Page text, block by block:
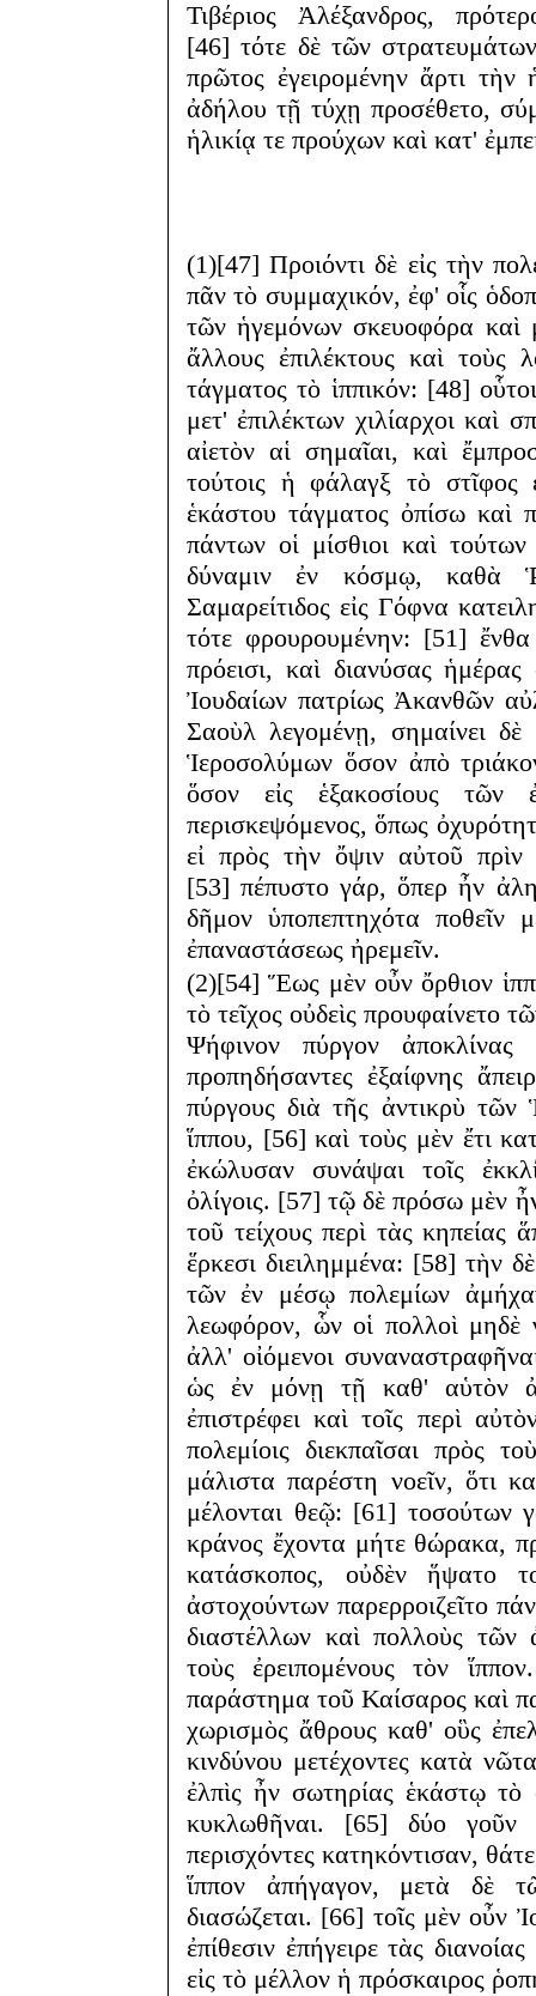
Τιβέριος Ἀλέξανδρος,
[46] τότε δὲ τῶν
πρῶτος ἐγειρομένην ἄρτι
ἀδήλου τῇ τύχῃ προσέθετο,
ἡλικίᾳ τε προύχων καὶ κατ'
(1)[47] Προιόντι δὲ εἰς τὴν
πᾶν τὸ συμμαχικόν, ἐφ' οἷς
τῶν ἡγεμόνων σκευοφόρα καὶ
ἄλλους ἐπιλέκτους καὶ τοὺς
τάγματος τὸ ἱππικόν: [48]
μετ' ἐπιλέκτων χιλίαρχοι καὶ
αἰετὸν αἱ σημαῖαι, καὶ
τούτοις ἡ φάλαγξ τὸ στῖφος
ἑκάστου τάγματος ὀπίσω καὶ
πάντων οἱ μίσθιοι καὶ
δύναμιν ἐν κόσμῳ, καθὰ
Σαμαρείτιδος εἰς Γόφνα
τότε φρουρουμένην: [51]
πρόεισι, καὶ διανύσας
Ἰουδαίων πατρίως Ἀκανθῶν
Σαοὺλ λεγομένῃ, σημαίνει
Ἱεροσολύμων ὅσον ἀπὸ
ὅσον εἰς ἑξακοσίους τῶν
περισκεψόμενος, ὅπως
εἰ πρὸς τὴν ὄψιν αὐτοῦ πρὶν
[53] πέπυστο γάρ, ὅπερ ἦν
δῆμον ὑποπεπτηχότα ποθεῖν
ἐπαναστάσεως ἠρεμεῖν.
(2)[54] Ἕως μὲν οὖν ὄρθιον
τὸ τεῖχος οὐδεὶς προυφαίνετο
Ψήφινον πύργον
προπηδήσαντες ἐξαίφνης
πύργους διὰ τῆς ἀντικρὺ τῶν
ἵππου, [56] καὶ τοὺς μὲν ἔτι
ἐκώλυσαν συνάψαι τοῖς
ὀλίγοις. [57] τῷ δὲ πρόσω μὲν
τοῦ τείχους περὶ τὰς κηπείας
ἕρκεσι διειλημμένα: [58] τὴν
τῶν ἐν μέσῳ πολεμίων
λεωφόρον, ὧν οἱ πολλοὶ μηδὲ
ἀλλ' οἰόμενοι
ὡς ἐν μόνῃ τῇ καθ' αὑτὸν
ἐπιστρέφει καὶ τοῖς περὶ
πολεμίοις διεκπαῖσαι πρὸς
μάλιστα παρέστη νοεῖν, ὅτι
μέλονται θεῷ: [61] τοσούτων
κράνος ἔχοντα μήτε θώρακα,
κατάσκοπος, οὐδὲν ἥψατο
ἀστοχούντων παρερροιζεῖτο
διαστέλλων καὶ πολλοὺς τῶν
τοὺς ἐρειπομένους τὸν
παράστημα τοῦ Καίσαρος καὶ
χωρισμὸς ἄθρους καθ' οὓς
κινδύνου μετέχοντες κατὰ
ἐλπὶς ἦν σωτηρίας ἑκάστῳ
κυκλωθῆναι. [65] δύο
περισχόντες κατηκόντισαν,
ἵππον ἀπήγαγον, μετὰ δὲ
διασώζεται. [66] τοῖς μὲν οὖν
ἐπίθεσιν ἐπήγειρε τὰς
εἰς τὸ μέλλον ἡ πρόσκαιρος